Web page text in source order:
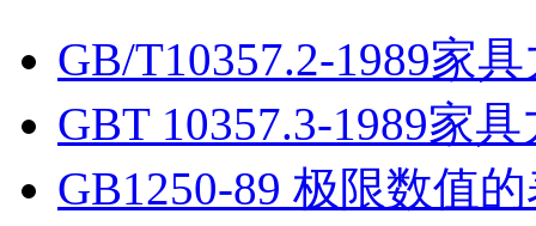
GB/T10357.2-1989家
GBT 10357.3-1989家
GB1250-89 极限数值